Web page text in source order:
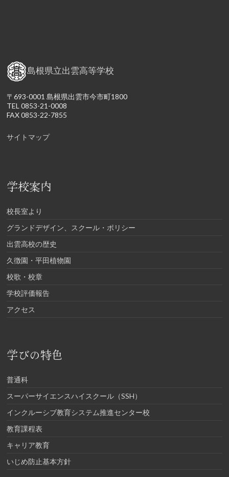
島根県立出雲高等学校
〒693-0001 島根県出雲市今市町1800
TEL 0853-21-0008
FAX 0853-22-7855
サイトマップ
学校案内
校長室より
グランドデザイン、スクール・ポリシー
出雲高校の歴史
久徴園・平田植物園
校歌・校章
学校評価報告
アクセス
学びの特色
普通科
スーパーサイエンスハイスクール（SSH）
インクルーシブ教育システム推進センター校
教育課程表
キャリア教育
いじめ防止基本方針